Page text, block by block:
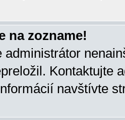
na zozname!
administrátor
Kontaktujte
navštívte